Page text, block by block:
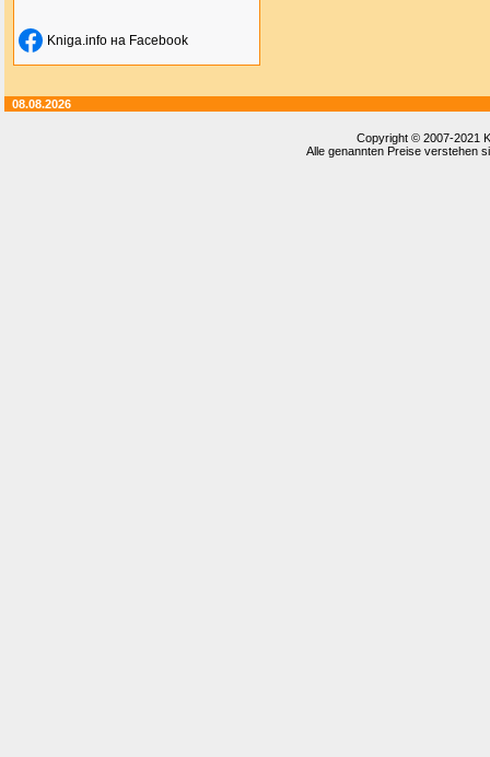
Kniga.info на Facebook
08.08.2026
Copyright © 2007-2021
Alle genannten Preise verstehen